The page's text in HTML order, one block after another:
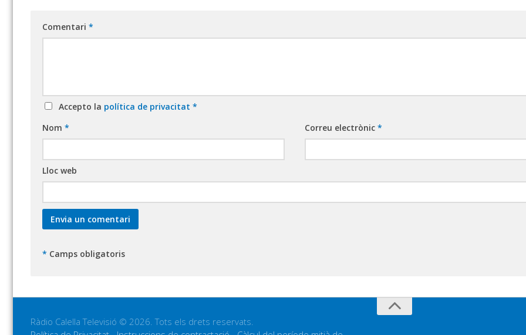
Comentari *
Accepto la política de privacitat *
Nom * Correu electrònic*
Lloc web
* Camps obligatoris
Ràdio Calella Televisió © 2026. Tots els drets reservats.